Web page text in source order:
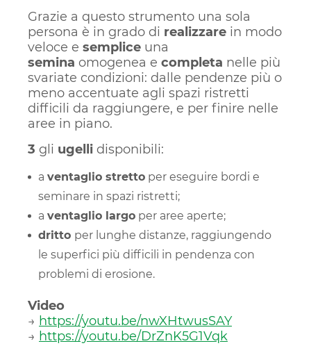
Grazie a questo strumento una sola
persona è in grado di realizzare in modo
veloce e semplice una
semina omogenea e completa nelle più
svariate condizioni: dalle pendenze più o
meno accentuate agli spazi ristretti
difficili da raggiungere, e per finire nelle
aree in piano.
3 gli ugelli disponibili:
a ventaglio stretto per eseguire bordi e
seminare in spazi ristretti;
a ventaglio largo per aree aperte;
dritto per lunghe distanze, raggiungendo
le superfici più difficili in pendenza con
problemi di erosione.
Video
→ https://youtu.be/nwXHtwusSAY
→ https://youtu.be/DrZnK5G1Vqk